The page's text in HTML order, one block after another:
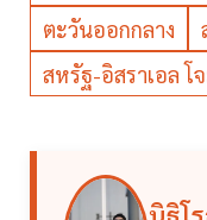
ตะวันออกกลาง
สหรัฐ-อิสราเอล โ